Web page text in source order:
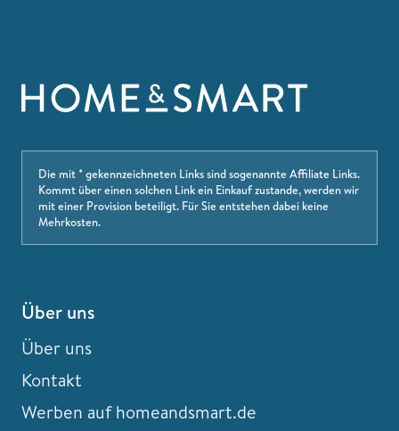
Die mit * gekennzeichneten Links sind sogenannte Affiliate Links.
Kommt über einen solchen Link ein Einkauf zustande, werden wir
mit einer Provision beteiligt. Für Sie entstehen dabei keine
Mehrkosten.
Über uns
Über uns
Kontakt
Werben auf homeandsmart.de